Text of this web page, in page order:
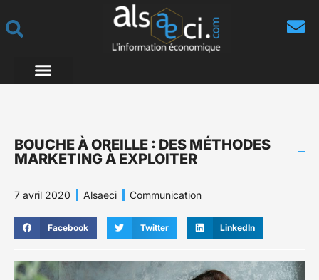
BOUCHE À OREILLE : DES MÉTHODES
MARKETING À EXPLOITER
7 avril 2020 Alsaeci Communication
Facebook Twitter LinkedIn